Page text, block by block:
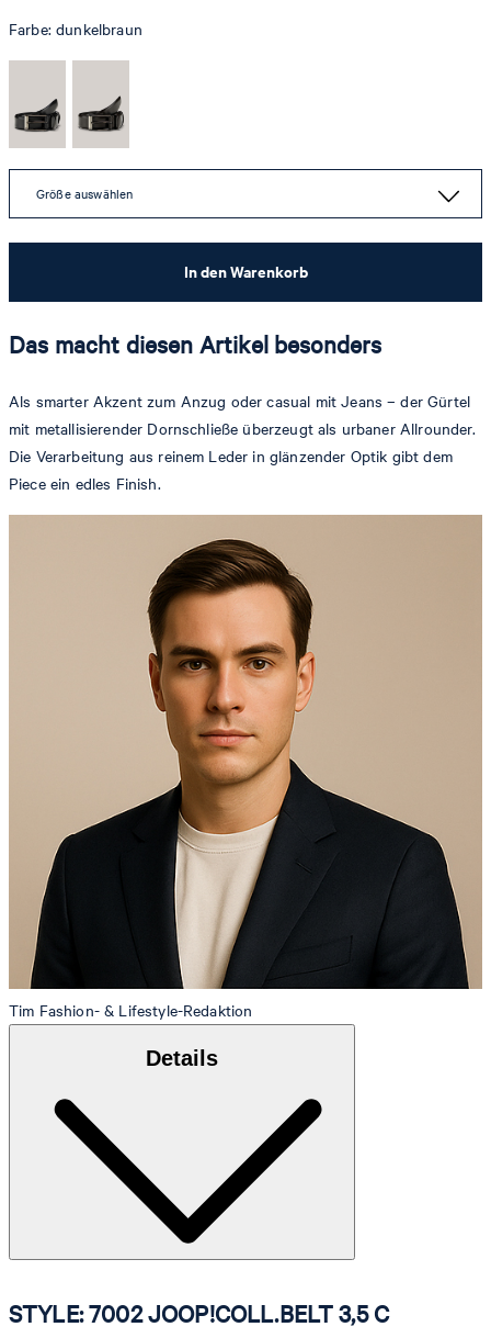
Farbe:dunkelbraun
Größe auswählen
In den Warenkorb
Das macht diesen Artikel besonders
Als smarter Akzent zum Anzug oder casual mit Jeans – der Gürtel
mit metallisierender Dornschließe überzeugt als urbaner Allrounder.
Die Verarbeitung aus reinem Leder in glänzender Optik gibt dem
Piece ein edles Finish.
Tim Fashion- & Lifestyle-Redaktion
Details
STYLE: 7002 JOOP!COLL.BELT 3,5 C